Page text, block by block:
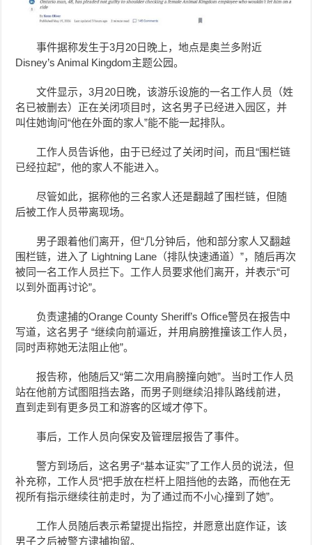
事件据称发生于3月20日晚上，地点是奥兰多附近
Disney’s Animal Kingdom主题公园。
文件显示，3月20日晚，该游乐设施的一名工作人员（姓
名已被删去）正在关闭项目时，这名男子已经进入园区，并
叫住她询问“他在外面的家人”能不能一起排队。
工作人员告诉他，由于已经过了关闭时间，而且“围栏链
已经拉起”，他的家人不能进入。
尽管如此，据称他的三名家人还是翻越了围栏链，但随
后被工作人员带离现场。
男子跟着他们离开，但“几分钟后，他和部分家人又翻越
围栏链，进入了 Lightning Lane（排队快速通道）”，随后再次
被同一名工作人员拦下。工作人员要求他们离开，并表示“可
以到外面再讨论”。
负责逮捕的Orange County Sheriff’s Office警员在报告中
写道，这名男子 “继续向前逼近，并用肩膀推撞该工作人员，
同时声称她无法阻止他”。
报告称，他随后又“第二次用肩膀撞向她”。当时工作人员
站在他前方试图阻挡去路，而男子则继续沿排队路线前进，
直到走到有更多员工和游客的区域才停下。
事后，工作人员向保安及管理层报告了事件。
警方到场后，这名男子“基本证实”了工作人员的说法，但
补充称，工作人员“把手放在栏杆上阻挡他的去路，而他在无
视所有指示继续往前走时，为了通过而不小心撞到了她”。
工作人员随后表示希望提出指控，并愿意出庭作证，该
男子之后被警方逮捕拘留。